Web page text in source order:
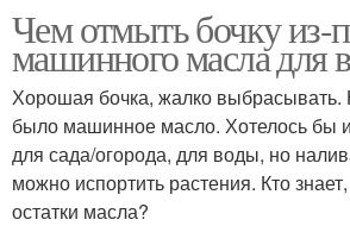
Чем отмыть бочку из-
машинного масла для
Хорошая бочка, жалко
было машинное масло. Хотелось бы
для сада/огорода, для воды, но
можно испортить растения. Кто
остатки масла?